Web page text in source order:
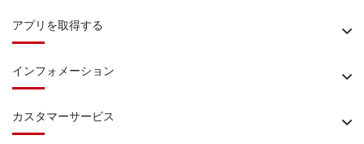
アプリを取得する
インフォメーション
カスタマーサービス